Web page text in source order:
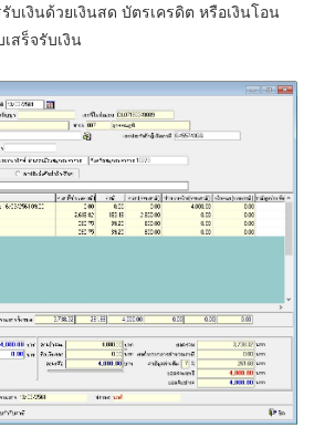
บเงินด้วยเงินสด บัตรเครดิต หรือเงินโอน
สร็จรับเงิน